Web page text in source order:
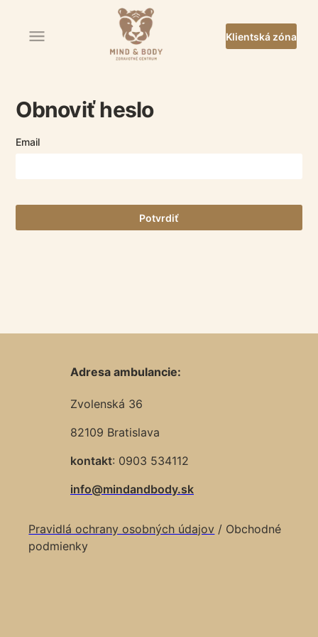
Klientská zóna
Obnoviť heslo
Email
Potvrdiť
Adresa ambulancie:
Zvolenská 36
82109 Bratislava
kontakt: 0903 534112
info@mindandbody.sk
Pravidlá ochrany osobných údajov / Obchodné
podmienky